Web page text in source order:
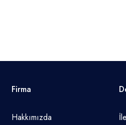
Firma
Hakkımızda